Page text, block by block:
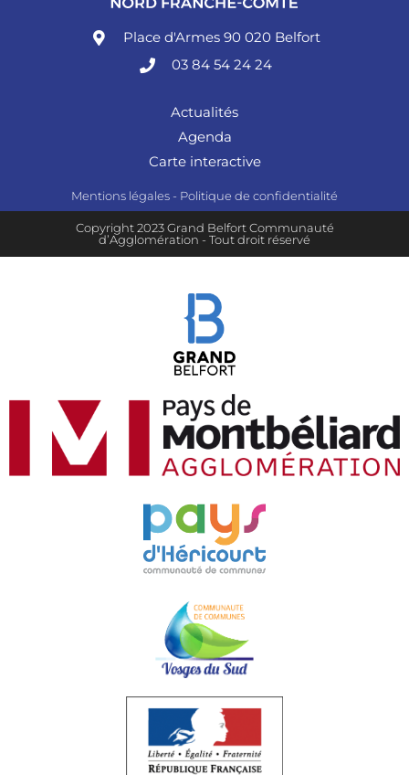
Place d'Armes 90 020 Belfort
03 84 54 24 24
Actualités
Agenda
Carte interactive
Mentions légales - Politique de confidentialité
Copyright 2023 Grand Belfort Communauté
d’Agglomération - Tout droit réservé